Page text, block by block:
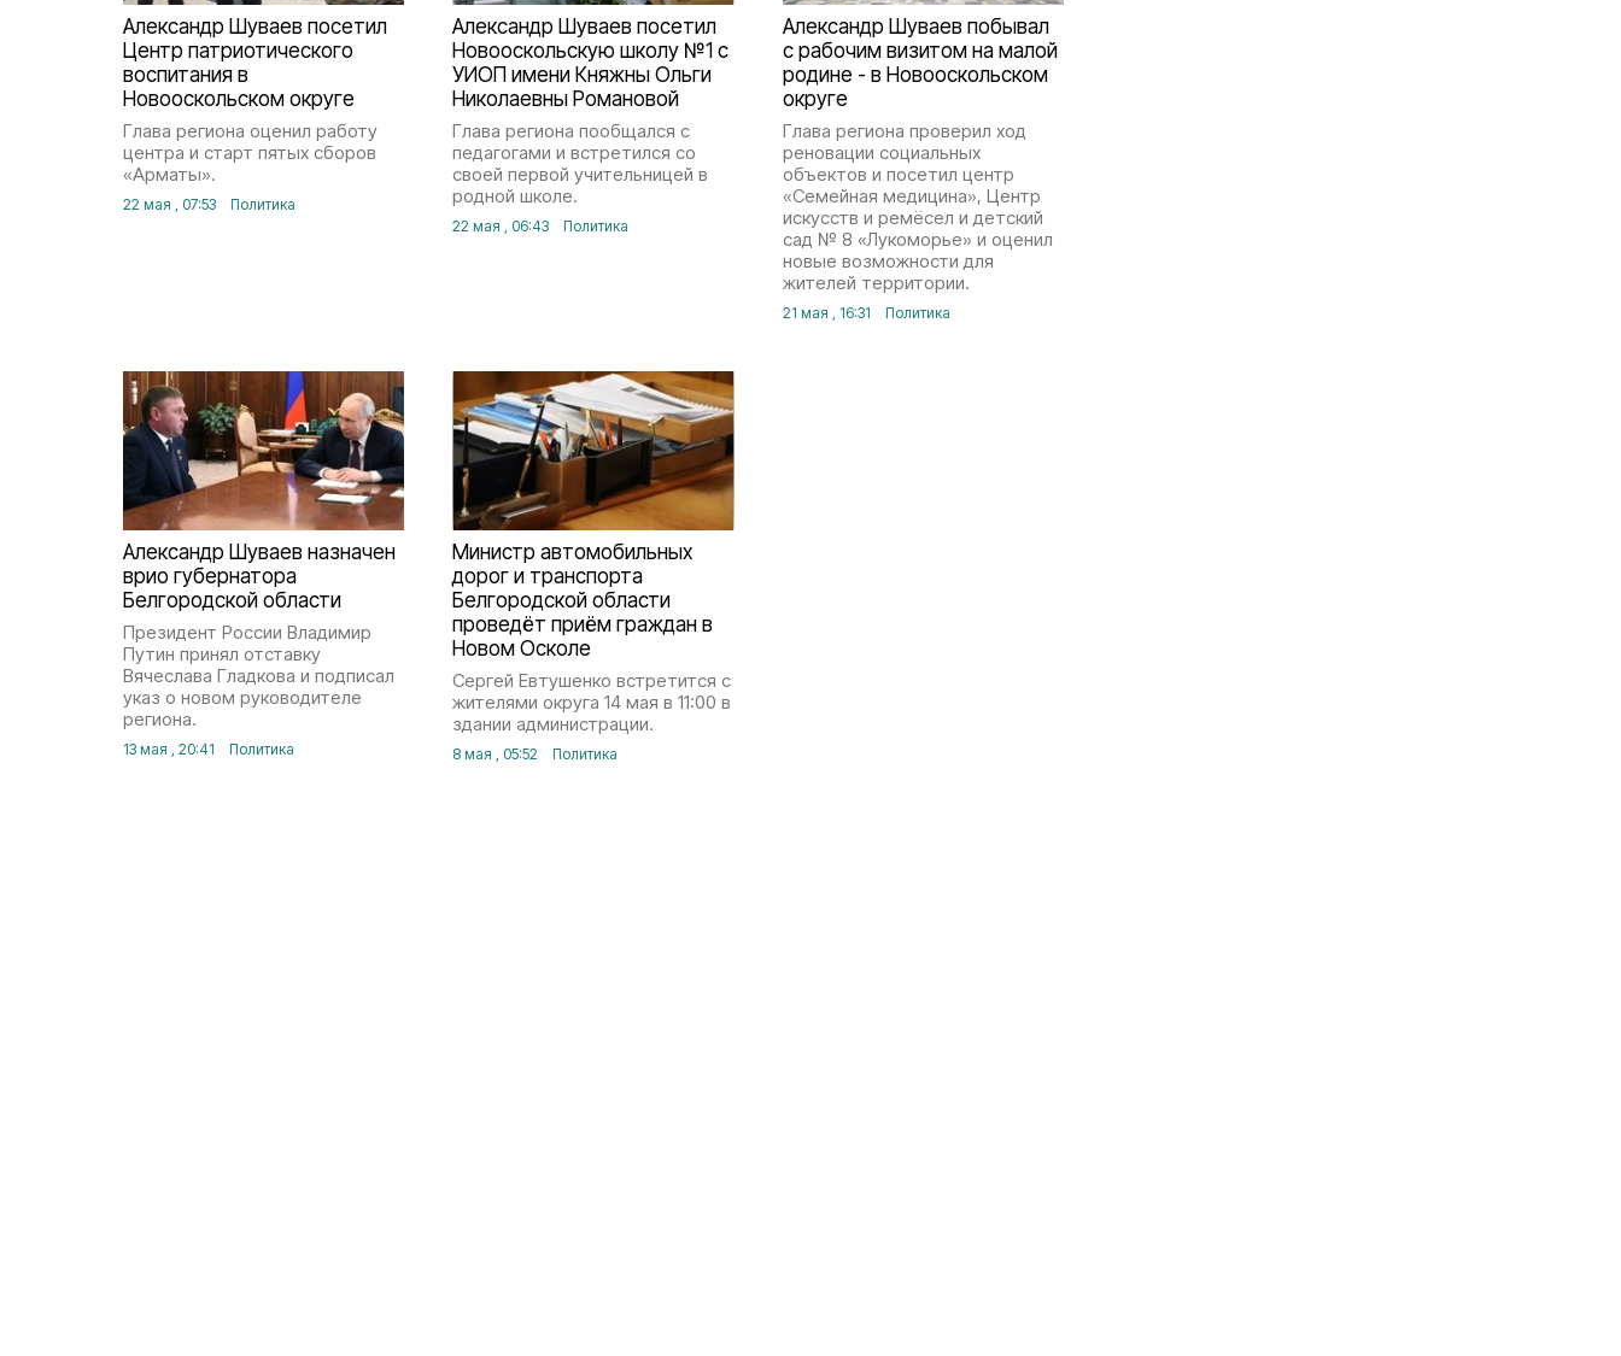
Александр Шуваев посетил
Центр патриотического
воспитания в
Новооскольском округе
Глава региона оценил работу
центра и старт пятых сборов
«Арматы».
22 мая , 07:53 Политика
Александр Шуваев посетил
Новооскольскую школу №1 с
УИОП имени Княжны Ольги
Николаевны Романовой
Глава региона пообщался с
педагогами и встретился со
своей первой учительницей в
родной школе.
22 мая , 06:43 Политика
Александр Шуваев побывал
с рабочим визитом на малой
родине - в Новооскольском
округе
Глава региона проверил ход
реновации социальных
объектов и посетил центр
«Семейная медицина», Центр
искусств и ремёсел и детский
сад № 8 «Лукоморье» и оценил
новые возможности для
жителей территории.
21 мая , 16:31 Политика
Александр Шуваев назначен
врио губернатора
Белгородской области
Президент России Владимир
Путин принял отставку
Вячеслава Гладкова и подписал
указ о новом руководителе
региона.
13 мая , 20:41 Политика
Министр автомобильных
дорог и транспорта
Белгородской области
проведёт приём граждан в
Новом Осколе
Сергей Евтушенко встретится с
жителями округа 14 мая в 11:00 в
здании администрации.
8 мая , 05:52 Политика